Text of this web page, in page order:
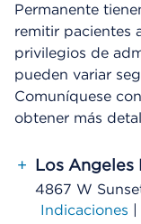
Permanente
remitir pacientes
privilegios de
pueden variar
Comuníquese
obtener más
+ Los Angeles
4867 W
Indicaciones |